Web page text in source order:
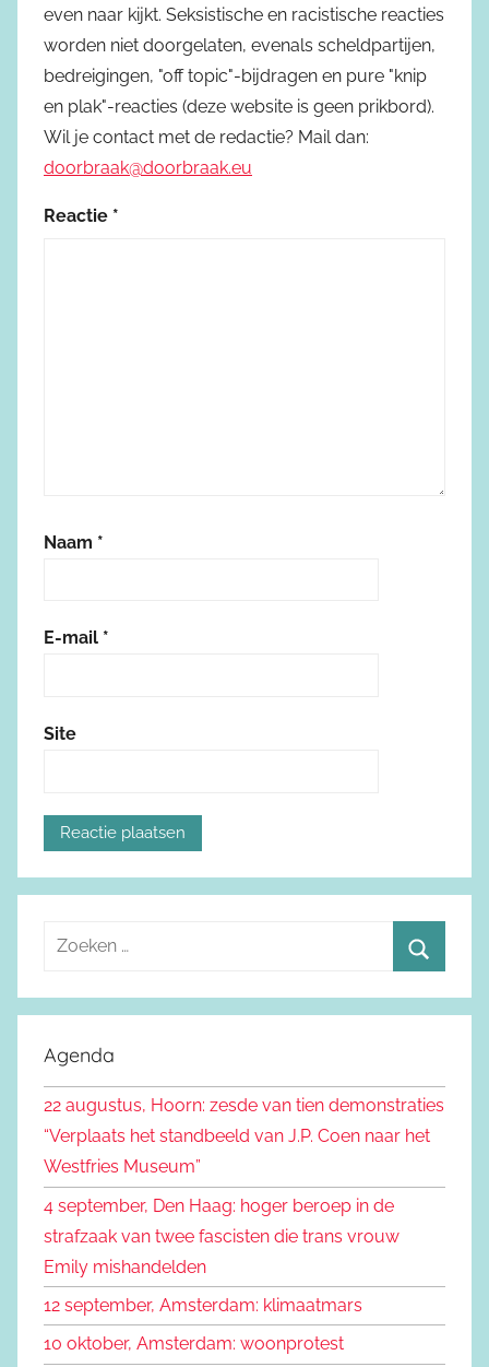
even naar kijkt. Seksistische en racistische reacties
worden niet doorgelaten, evenals scheldpartijen,
bedreigingen, "off topic"-bijdragen en pure "knip
en plak"-reacties (deze website is geen prikbord).
Wil je contact met de redactie? Mail dan:
doorbraak@doorbraak.eu
Reactie *
Naam *
E-mail *
Site
e
e
n
r
:
o
e
n
Agenda
22 augustus, Hoorn: zesde van tien demonstraties
“Verplaats het standbeeld van J.P. Coen naar het
Westfries Museum”
4 september, Den Haag: hoger beroep in de
strafzaak van twee fascisten die trans vrouw
Emily mishandelden
12 september, Amsterdam: klimaatmars
10 oktober, Amsterdam: woonprotest